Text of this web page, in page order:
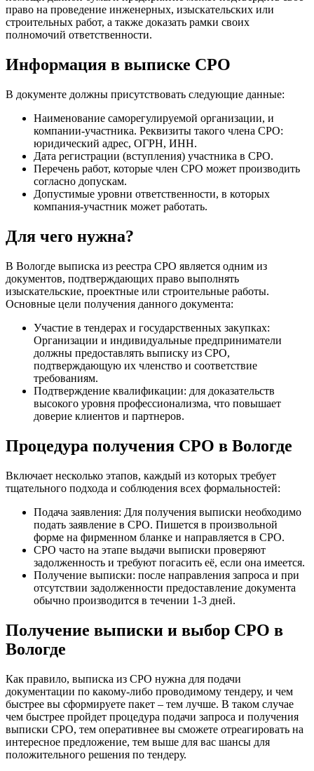
право на проведение инженерных, изыскательских или
строительных работ, а также доказать рамки своих
полномочий ответственности.
Информация в выписке СРО
В документе должны присутствовать следующие данные:
Наименование саморегулируемой организации, и
компании-участника. Реквизиты такого члена СРО:
юридический адрес, ОГРН, ИНН.
Дата регистрации (вступления) участника в СРО.
Перечень работ, которые член СРО может производить
согласно допускам.
Допустимые уровни ответственности, в которых
компания-участник может работать.
Для чего нужна?
В Вологде выписка из реестра СРО является одним из
документов, подтверждающих право выполнять
изыскательские, проектные или строительные работы.
Основные цели получения данного документа:
Участие в тендерах и государственных закупках:
Организации и индивидуальные предприниматели
должны предоставлять выписку из СРО,
подтверждающую их членство и соответствие
требованиям.
Подтверждение квалификации: для доказательств
высокого уровня профессионализма, что повышает
доверие клиентов и партнеров.
Процедура получения СРО в Вологде
Включает несколько этапов, каждый из которых требует
тщательного подхода и соблюдения всех формальностей:
Подача заявления: Для получения выписки необходимо
подать заявление в СРО. Пишется в произвольной
форме на фирменном бланке и направляется в СРО.
СРО часто на этапе выдачи выписки проверяют
задолженность и требуют погасить её, если она имеется.
Получение выписки: после направления запроса и при
отсутствии задолженности предоставление документа
обычно производится в течении 1-3 дней.
Получение выписки и выбор СРО в
Вологде
Как правило, выписка из СРО нужна для подачи
документации по какому-либо проводимому тендеру, и чем
быстрее вы сформируете пакет – тем лучше. В таком случае
чем быстрее пройдет процедура подачи запроса и получения
выписки СРО, тем оперативнее вы сможете отреагировать на
интересное предложение, тем выше для вас шансы для
положительного решения по тендеру.